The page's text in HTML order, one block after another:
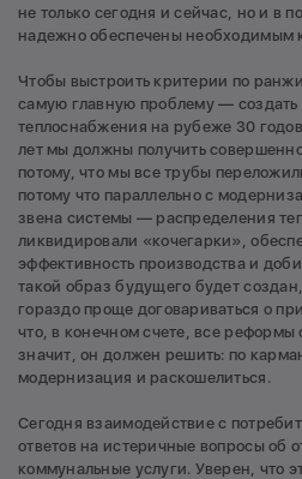
не только сегодня и сейчас, но и в
надежно обеспечены необходимым
Чтобы выстроить критерии по
самую главную проблему — создать
теплоснабжения на рубеже 30
лет мы должны получить
потому, что мы все трубы
потому что параллельно с
звена системы — распределения
ликвидировали «кочегарки»,
эффективность производства и
такой образ будущего будет
гораздо проще договариваться о
что, в конечном счете, все реформы
значит, он должен решить: по
модернизация и раскошелиться.
Сегодня взаимодействие с
ответов на истеричные вопросы об
коммунальные услуги. Уверен, что